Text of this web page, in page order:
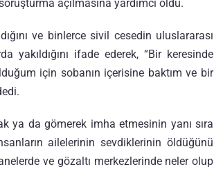
açılmasına yardımcı oldu.
ve binlerce sivil cesedin uluslararası
yakıldığını ifade ederek, “Bir keresinde
için sobanın içerisine baktım ve bir
ya da gömerek imha etmesinin yanı sıra
ailelerinin sevdiklerinin öldüğünü
ve gözaltı merkezlerinde neler olup